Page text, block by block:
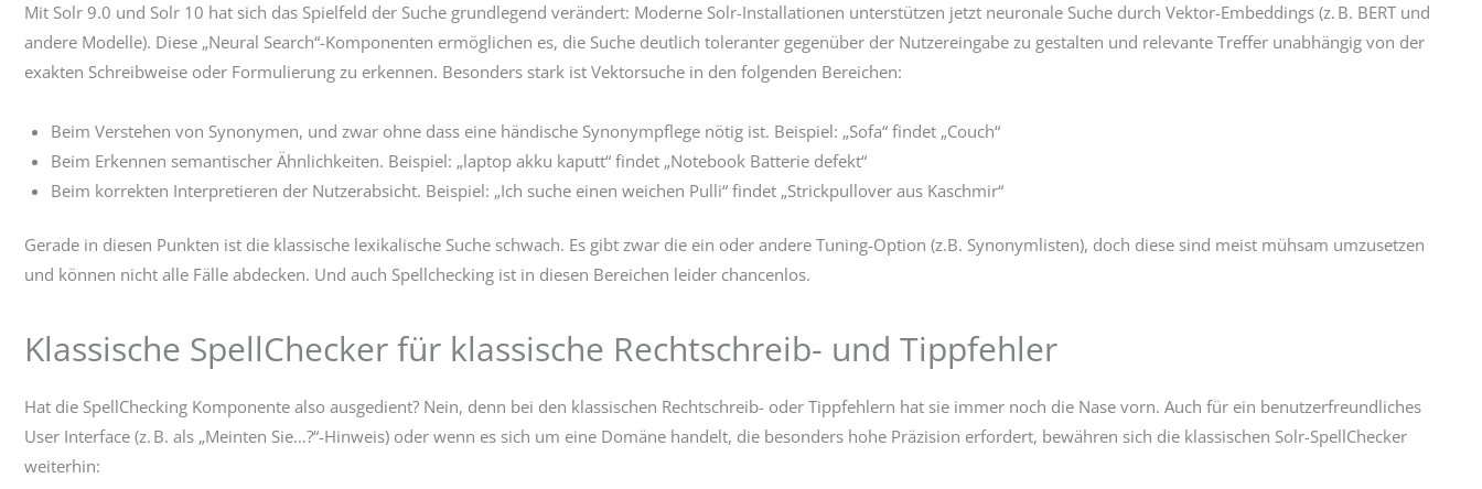
Mit Solr 9.0 und Solr 10 hat sich das Spielfeld der Suche grundlegend verändert: Moderne Solr-Installationen unterstützen jetzt neuronale Suche durch Vektor-Embeddings (z. B. BERT und
andere Modelle). Diese „Neural Search“-Komponenten ermöglichen es, die Suche deutlich toleranter gegenüber der Nutzereingabe zu gestalten und relevante Treffer unabhängig von der
exakten Schreibweise oder Formulierung zu erkennen. Besonders stark ist Vektorsuche in den folgenden Bereichen:
Beim Verstehen von Synonymen, und zwar ohne dass eine händische Synonympflege nötig ist. Beispiel: „Sofa“ findet „Couch“
Beim Erkennen semantischer Ähnlichkeiten. Beispiel: „laptop akku kaputt“ findet „Notebook Batterie defekt“
Beim korrekten Interpretieren der Nutzerabsicht. Beispiel: „Ich suche einen weichen Pulli“ findet „Strickpullover aus Kaschmir“
Gerade in diesen Punkten ist die klassische lexikalische Suche schwach. Es gibt zwar die ein oder andere Tuning-Option (z.B. Synonymlisten), doch diese sind meist mühsam umzusetzen
und können nicht alle Fälle abdecken. Und auch Spellchecking ist in diesen Bereichen leider chancenlos.
Klassische SpellChecker für klassische Rechtschreib- und Tippfehler
Hat die SpellChecking Komponente also ausgedient? Nein, denn bei den klassischen Rechtschreib- oder Tippfehlern hat sie immer noch die Nase vorn. Auch für ein benutzerfreundliches
User Interface (z. B. als „Meinten Sie…?“-Hinweis) oder wenn es sich um eine Domäne handelt, die besonders hohe Präzision erfordert, bewähren sich die klassischen Solr-SpellChecker
weiterhin: